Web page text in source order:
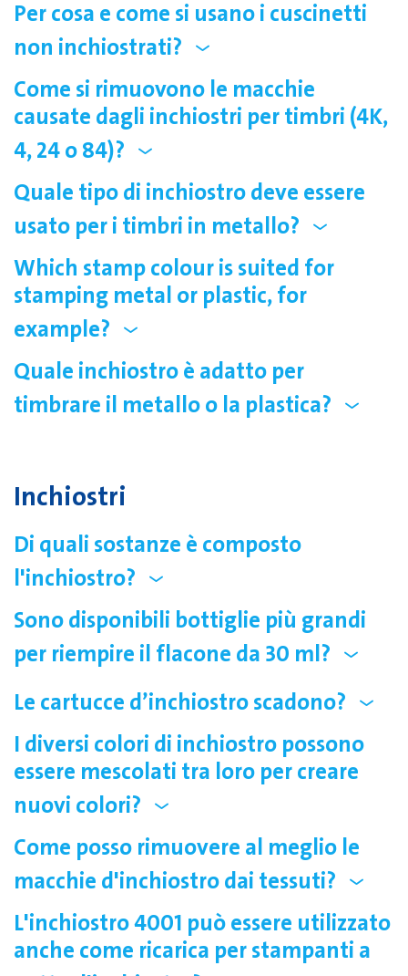
Per cosa e come si usano i cuscinetti
non inchiostrati?
Come si rimuovono le macchie
causate dagli inchiostri per timbri (4K,
4, 24 o 84)?
Quale tipo di inchiostro deve essere
usato per i timbri in metallo?
Which stamp colour is suited for
stamping metal or plastic, for
example?
Quale inchiostro è adatto per
timbrare il metallo o la plastica?
Inchiostri
Di quali sostanze è composto
l'inchiostro?
Sono disponibili bottiglie più grandi
per riempire il flacone da 30 ml?
Le cartucce d’inchiostro scadono?
I diversi colori di inchiostro possono
essere mescolati tra loro per creare
nuovi colori?
Come posso rimuovere al meglio le
macchie d'inchiostro dai tessuti?
L'inchiostro 4001 può essere utilizzato
anche come ricarica per stampanti a